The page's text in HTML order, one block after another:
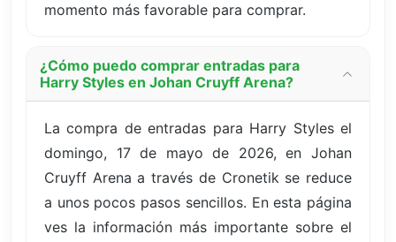
momento más favorable para comprar.
¿Cómo puedo comprar entradas para
Harry Styles en Johan Cruyff Arena?
La compra de entradas para Harry Styles el
domingo, 17 de mayo de 2026, en Johan
Cruyff Arena a través de Cronetik se reduce
a unos pocos pasos sencillos. En esta página
ves la información más importante sobre el